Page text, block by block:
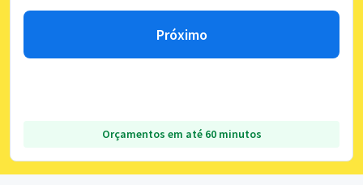
Próximo
Orçamentos em até 60 minutos